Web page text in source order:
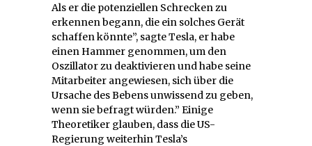
Als er die potenziellen Schrecken zu
erkennen begann, die ein solches Gerät
schaffen könnte”, sagte Tesla, er habe
einen Hammer genommen, um den
Oszillator zu deaktivieren und habe seine
Mitarbeiter angewiesen, sich über die
Ursache des Bebens unwissend zu geben,
wenn sie befragt würden.” Einige
Theoretiker glauben, dass die US-
Regierung weiterhin Tesla’s